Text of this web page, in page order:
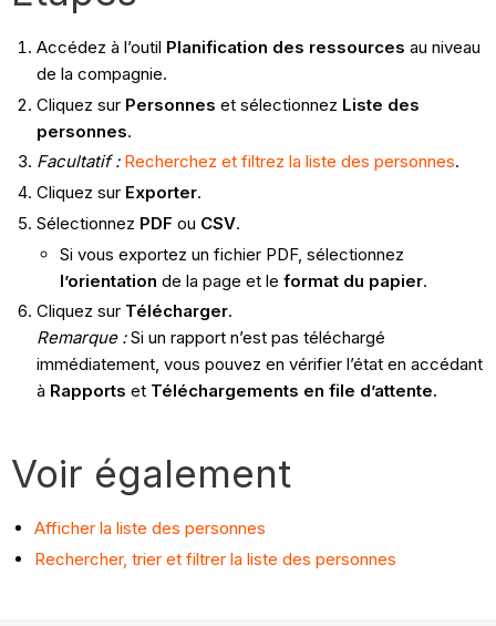
Accédez à l’outil Planification des ressources au niveau
de la compagnie.
Cliquez sur Personnes et sélectionnez Liste des
personnes.
Facultatif : Recherchez et filtrez la liste des personnes.
Cliquez sur Exporter.
Sélectionnez PDF ou CSV.
Si vous exportez un fichier PDF, sélectionnez
l’orientation de la page et le format du papier.
Cliquez sur Télécharger.
Remarque :Si un rapport n’est pas téléchargé
immédiatement, vous pouvez en vérifier l’état en accédant
à Rapports et Téléchargements en file d’attente.
Voir également
Afficher la liste des personnes
Rechercher, trier et filtrer la liste des personnes